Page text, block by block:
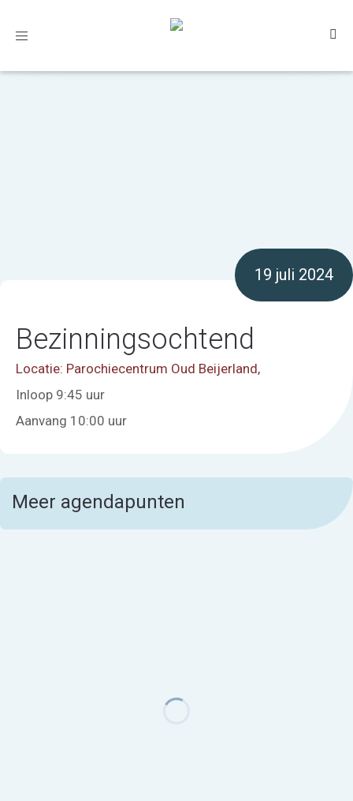
Toggle
19 juli 2024
Bezinningsochtend
Locatie: Parochiecentrum Oud Beijerland,
Inloop 9:45 uur
Aanvang 10:00 uur
Meer agendapunten